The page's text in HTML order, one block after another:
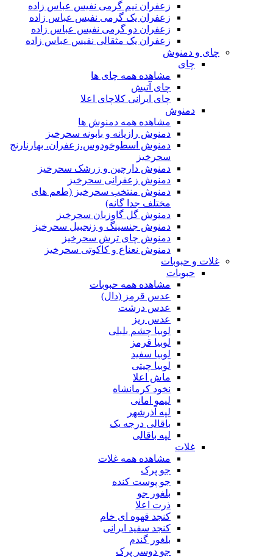
زعفران نیم گرمی نفیس عباس زاده
زعفران یک گرمی نفیس عباس زاده
زعفران دو گرمی نفیس عباس زاده
زعفران یک مثقالی نفیس عباس زاده
چای و دمنوش
چای
مشاهده همه چای ها
چای آتیش
چای ایرانی کلاچای اعلا
دمنوش
مشاهده همه دمنوش ها
دمنوش رازیانه و بابونه سحرخیز
دمنوش اسطوخودوس،زعفران، بهارنارنج
سحرخیز
دمنوش دارچین و زرشک سحرخیز
دمنوش زعفرانی سحرخیز
دمنوش منتخب سحرخیز (طعم های
مختلف جدا گانه)
دمنوش گل گاوزبان سحرخیز
دمنوش جنسینگ و زنجبیل سحرخیز
دمنوش چای ترش سحرخیز
دمنوش نعناع و کاکوتی سحرخیز
غلات و حبوبات
حبوبات
مشاهده همه حبوبات
عدس قرمز (دال)
عدس درشت
عدس ریز
لوبیا چشم بلبلی
لوبیا قرمز
لوبیا سفید
لوبیا چیتی
ماش اعلا
نخود کرمانشاه
لیمو امانی
لپه آذرشهر
باقالی درجه یک
لپه باقالی
غلات
مشاهده همه غلات
جو پرک
جو پوست کنده
بلغور جو
ذرت اعلا
کنجد قهوه ای خام
کنجد سفید ایرانی
بلغور گندم
جو دوسر پرک